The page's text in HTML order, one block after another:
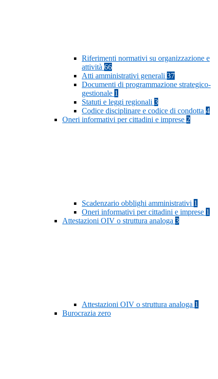
Riferimenti normativi su organizzazione e
attività 66
Atti amministrativi generali 37
Documenti di programmazione strategico-
gestionale 1
Statuti e leggi regionali 3
Codice disciplinare e codice di condotta 4
Oneri informativi per cittadini e imprese 2
Scadenzario obblighi amministrativi 1
Oneri informativi per cittadini e imprese 1
Attestazioni OIV o struttura analoga 3
Attestazioni OIV o struttura analoga 1
Burocrazia zero